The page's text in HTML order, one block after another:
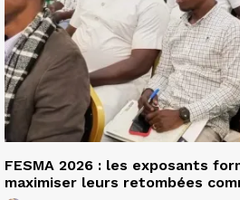
FESMA 2026 : les exposants
maximiser leurs retombées